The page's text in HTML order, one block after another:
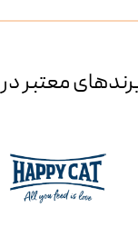
معتبر